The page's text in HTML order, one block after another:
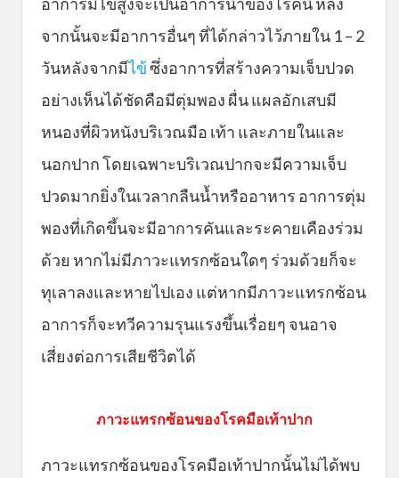
จากนั้นจะมีอาการอื่นๆ ที่ได้กล่าวไว้ภายใน 1 – 2
วันหลังจากมีไข้ซึ่งอาการที่สร้างความเจ็บปวด
อย่างเห็นได้ชัดคือมีตุ่มพอง ผื่น แผลอักเสบมี
หนองที่ผิวหนังบริเวณมือ เท้า และภายในและ
นอกปาก โดยเฉพาะบริเวณปากจะมีความเจ็บ
ปวดมากยิ่งในเวลากลืนน้ำหรืออาหาร อาการตุ่ม
พองที่เกิดขึ้นจะมีอาการคันและระคายเคืองร่วม
ด้วย หากไม่มีภาวะแทรกซ้อนใดๆ ร่วมด้วยก็จะ
ทุเลาลงและหายไปเอง แต่หากมีภาวะแทรกซ้อน
อาการก็จะทวีความรุนแรงขึ้นเรื่อยๆ จนอาจ
เสี่ยงต่อการเสียชีวิตได้
ภาวะแทรกซ้อนของโรคมือเท้าปาก
ภาวะแทรกซ้อนของโรคมือเท้าปากนั้นไม่ได้พบ